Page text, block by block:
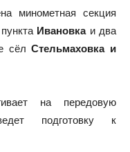
минометная секция
Ивановкаи два
сёлСтельмаховка и
на передовую
подготовку к